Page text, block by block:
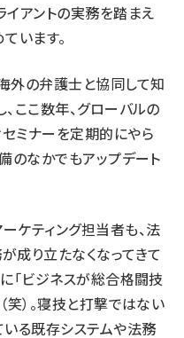
イアントの実務を踏まえ
います。
外の弁護士と協同して知
ここ数年、グローバルの
ミナーを定期的にやら
のなかでもアップデート
ケティング担当者も、法
成り立たなくなってきて
「ビジネスが総合格闘技
笑）。寝技と打撃ではない
いる既存システムや法務